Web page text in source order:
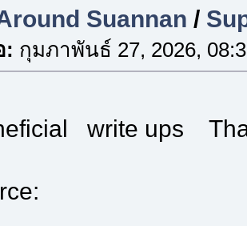
Suannan /
: กุมภาพันธ์ 27, 2026,
write ups